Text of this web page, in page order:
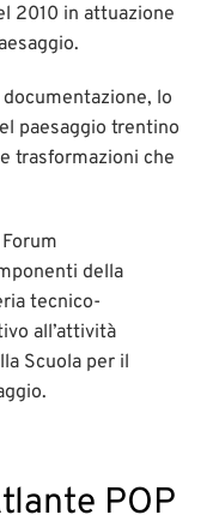
2010 in attuazione
lo
paesaggio trentino
trasformazioni che
della
tecnico-
all’attività
Scuola per il
POP